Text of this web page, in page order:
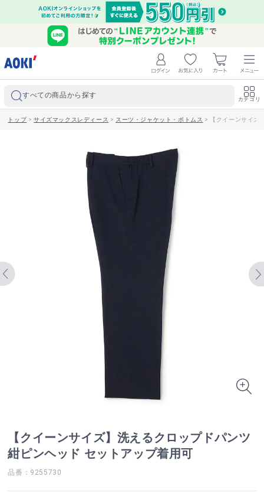
すべての商品から探す カテゴリ
トップ>サイズマックスレディース > スーツ・ジャケット・ボトムス > 【クイーンサイ
【クイーンサイズ】洗えるクロップドパンツ
紺ピンヘッド セットアップ着用可
品番：9255730